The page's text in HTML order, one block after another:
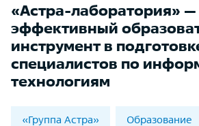
«Астра-лаборатория» —
эффективный
инструмент в
специалистов по
технологиям
«Группа Астра» Образование